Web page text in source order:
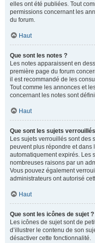
elles ont été publiées. Tout
permissions concernant les
du forum.
Haut
Que sont les notes ?
Les notes apparaissent en
première page du forum
il est recommandé de les
Tout comme les annonces et
concernant les notes sont
Haut
Que sont les sujets
Les sujets verrouillés sont des
peuvent plus répondre et dans
automatiquement expirés. Les
nombreuses raisons par un
Vous pouvez également
administrateurs ont autorisé
Haut
Que sont les icônes de sujet ?
Les icônes de sujet sont de
d’illustrer le contenu de son
désactiver cette fonctionnalité.